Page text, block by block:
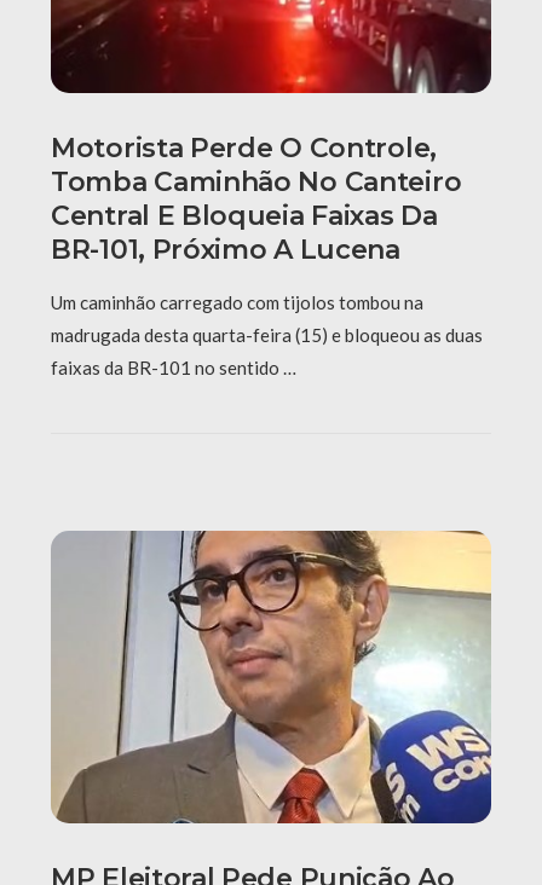
Motorista Perde O Controle,
Tomba Caminhão No Canteiro
Central E Bloqueia Faixas Da
BR-101, Próximo A Lucena
Um caminhão carregado com tijolos tombou na
madrugada desta quarta-feira (15) e bloqueou as duas
faixas da BR-101 no sentido …